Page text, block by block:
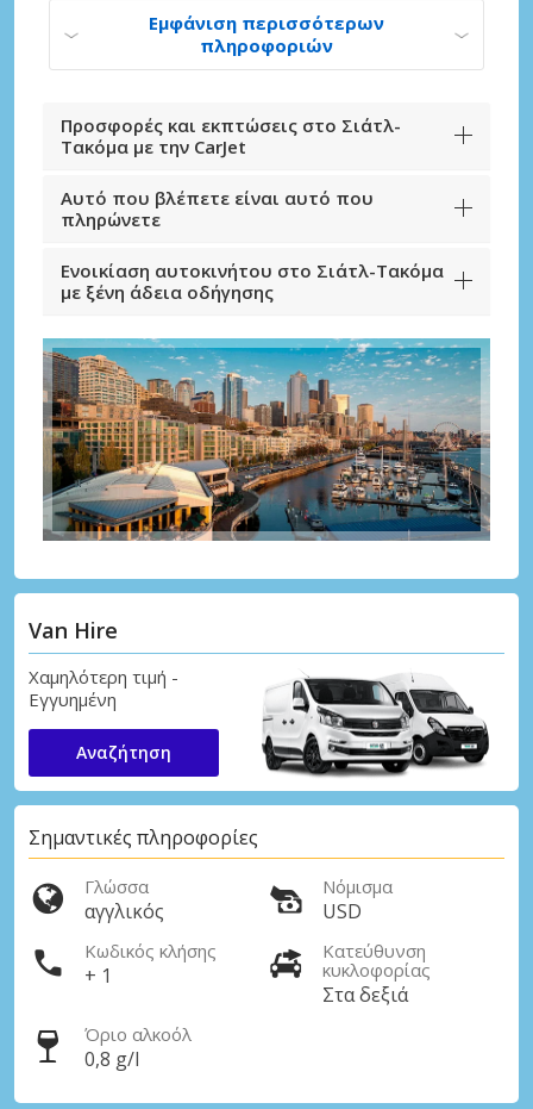
Εμφάνιση περισσότερων
πληροφοριών
Προσφορές και εκπτώσεις στο Σιάτλ-
Τακόμα με την CarJet
Αυτό που βλέπετε είναι αυτό που
πληρώνετε
Ενοικίαση αυτοκινήτου στο Σιάτλ-Τακόμα
με ξένη άδεια οδήγησης
Van Hire
Χαμηλότερη τιμή -
Εγγυημένη
Αναζήτηση
Σημαντικές πληροφορίες
Γλώσσα
αγγλικός
Νόμισμα
USD
Κωδικός κλήσης
+ 1
Κατεύθυνση
κυκλοφορίας
Στα δεξιά
Όριο αλκοόλ
0,8 g/l